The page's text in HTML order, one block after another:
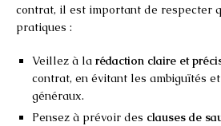
contrat, il est important de respecter
pratiques :
Veillez à la rédaction claire et
contrat, en évitant les ambiguïtés
généraux.
Pensez à prévoir des clauses de